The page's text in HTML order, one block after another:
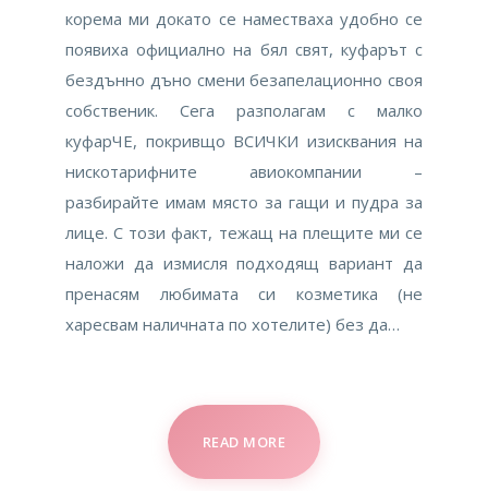
корема ми докато се наместваха удобно се
появиха официално на бял свят, куфарът с
бездънно дъно смени безапелационно своя
собственик. Сега разполагам с малко
куфарЧЕ, покривщо ВСИЧКИ изисквания на
нискотарифните авиокомпании –
разбирайте имам място за гащи и пудра за
лице. С този факт, тежащ на плещите ми се
наложи да измисля подходящ вариант да
пренасям любимата си козметика (не
харесвам наличната по хотелите) без да…
READ MORE